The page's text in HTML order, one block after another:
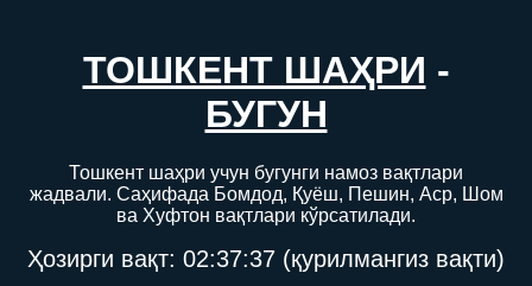
ТОШКЕНТ ШАҲРИ -
БУГУН
Тошкент шаҳри учун бугунги намоз вақтлари
жадвали. Саҳифада Бомдод, Қуёш, Пешин, Аср, Шом
ва Хуфтон вақтлари кўрсатилади.
Ҳозирги вақт: 02:37:37 (қурилмангиз вақти)